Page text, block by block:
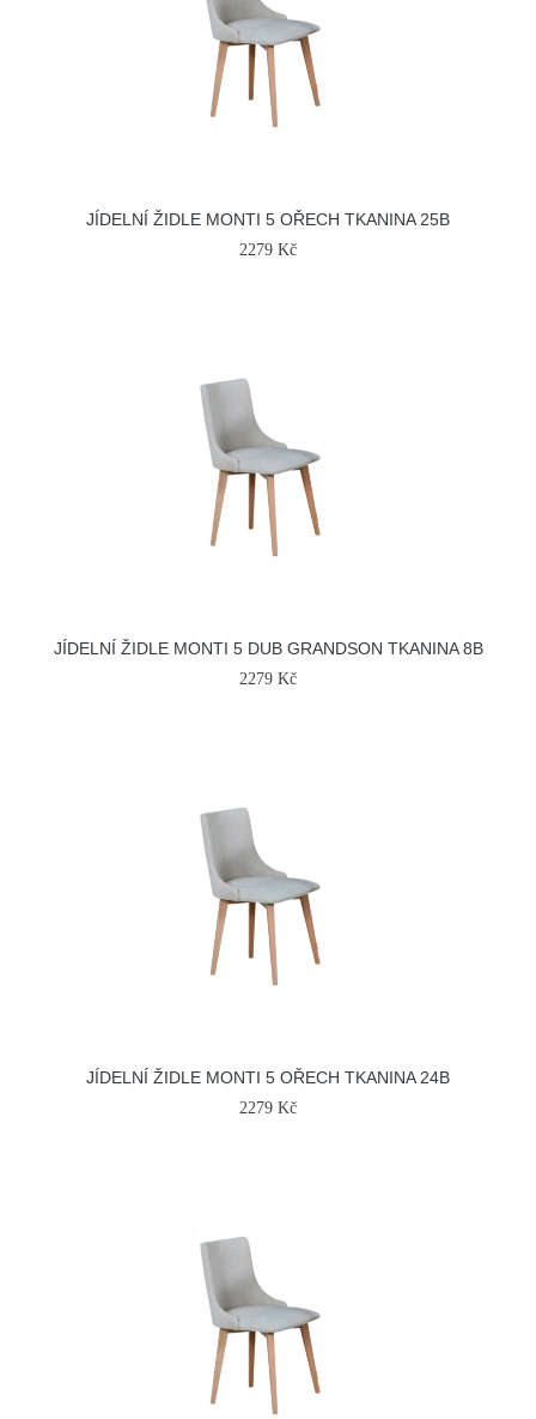
JÍDELNÍ ŽIDLE MONTI 5 OŘECH TKANINA 25B
2279 Kč
JÍDELNÍ ŽIDLE MONTI 5 DUB GRANDSON TKANINA 8B
2279 Kč
JÍDELNÍ ŽIDLE MONTI 5 OŘECH TKANINA 24B
2279 Kč